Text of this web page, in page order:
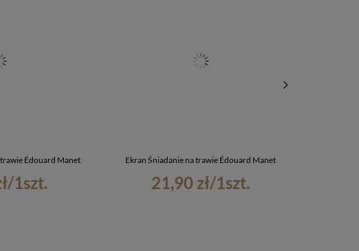
Édouard Manet
/1szt.
Ekran Śniadanie na trawie Édouard Manet
21,90 zł/1szt.